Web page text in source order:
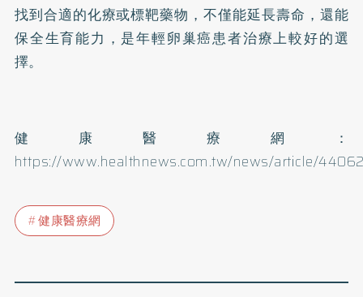
找到合適的化療或標靶藥物，不僅能延長壽命，還能
保全生育能力，是年輕卵巢癌患者治療上較好的選
擇。
健康醫療網：
https://www.healthnews.com.tw/news/article/
健康醫療網